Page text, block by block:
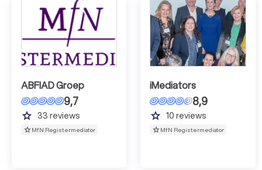
ABFIAD Groep
9,7
grade 33 reviews
MfN Registermediator
iMediators
8,9
grade 10 reviews
MfN Registermediator